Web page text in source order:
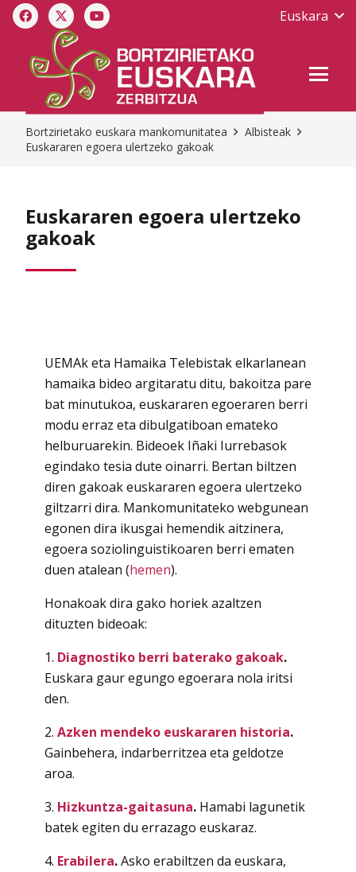
Euskara
Bortzirietako euskara mankomunitatea
Albisteak
Euskararen egoera ulertzeko gakoak
Euskararen egoera ulertzeko
gakoak
UEMAk eta Hamaika Telebistak elkarlanean
hamaika bideo argitaratu ditu, bakoitza pare
bat minutukoa, euskararen egoeraren berri
modu erraz eta dibulgatiboan emateko
helburuarekin. Bideoek Iñaki Iurrebasok
egindako tesia dute oinarri. Bertan biltzen
diren gakoak euskararen egoera ulertzeko
giltzarri dira. Mankomunitateko webgunean
egonen dira ikusgai hemendik aitzinera,
egoera soziolinguistikoaren berri ematen
duen atalean (hemen).
Honakoak dira gako horiek azaltzen
dituzten bideoak:
1. Diagnostiko berri baterako gakoak.
Euskara gaur egungo egoerara nola iritsi
den.
2. Azken mendeko euskararen historia.
Gainbehera, indarberritzea eta geldotze
aroa.
3. Hizkuntza-gaitasuna. Hamabi lagunetik
batek egiten du errazago euskaraz.
4. Erabilera.Asko erabiltzen da euskara,